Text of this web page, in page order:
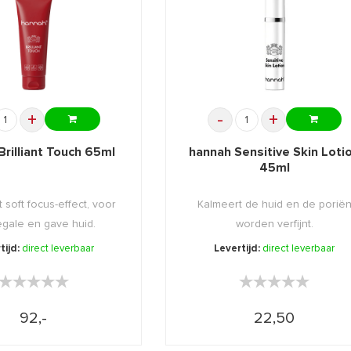
+
Touch 65ml
soft focus-effect, voor
en gave huid.
direct leverbaar
★★★★★
★★★★★
92,-
- +
hannah Sensitive Skin
45ml
Kalmeert de huid en de poriën
worden verfijnt.
Levertijd: direct leverbaar
★★★★★
★★★★★
22,50